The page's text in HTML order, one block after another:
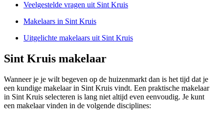
Veelgestelde vragen uit Sint Kruis
Makelaars in Sint Kruis
Uitgelichte makelaars uit Sint Kruis
Sint Kruis makelaar
Wanneer je je wilt begeven op de huizenmarkt dan is het tijd dat je
een kundige makelaar in Sint Kruis vindt. Een praktische makelaar
in Sint Kruis selecteren is lang niet altijd even eenvoudig. Je kunt
een makelaar vinden in de volgende disciplines: